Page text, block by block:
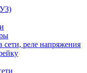
сети, реле напряжения